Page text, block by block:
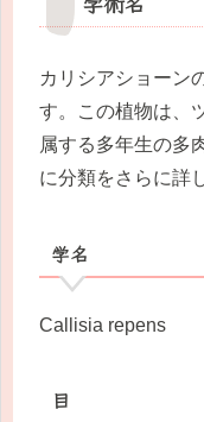
カリシアショーン
す。この植物は、
属する多年生の多
に分類をさらに詳
学名
Callisia repens
目